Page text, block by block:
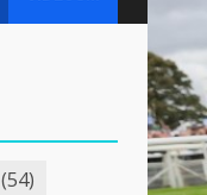
(54)